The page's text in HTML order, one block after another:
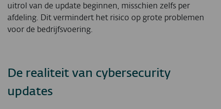
uitrol van de update beginnen, misschien zelfs per
afdeling. Dit vermindert het risico op grote problemen
voor de bedrijfsvoering.
De realiteit van cybersecurity
updates